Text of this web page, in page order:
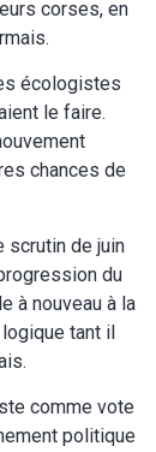
corses, en
écologistes
le faire.
chances de
scrutin de juin
du
à nouveau à la
tant il
comme vote
politique